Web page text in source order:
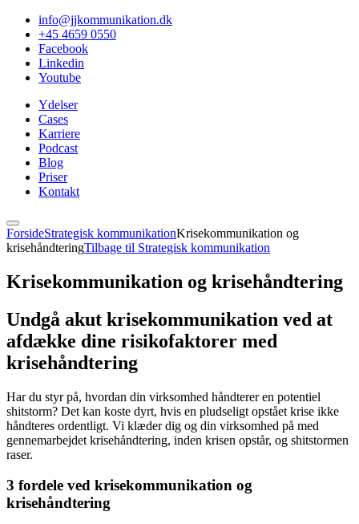
info@jjkommunikation.dk
+45 4659 0550
Facebook
Linkedin
Youtube
Ydelser
Cases
Karriere
Podcast
Blog
Priser
Kontakt
ForsideStrategisk kommunikationKrisekommunikation og
krisehåndteringTilbage til Strategisk kommunikation
Krise­­kommunika­tion og krisehåndtering
Undgå akut krisekommunikation ved at
afdække dine risikofaktorer med
krisehåndtering
Har du styr på, hvordan din virksomhed håndterer en potentiel
shitstorm? Det kan koste dyrt, hvis en pludseligt opstået krise ikke
håndteres ordentligt. Vi klæder dig og din virksomhed på med
gennemarbejdet krisehåndtering, inden krisen opstår, og shitstormen
raser.
3 fordele ved krisekommunikation og
krisehåndtering